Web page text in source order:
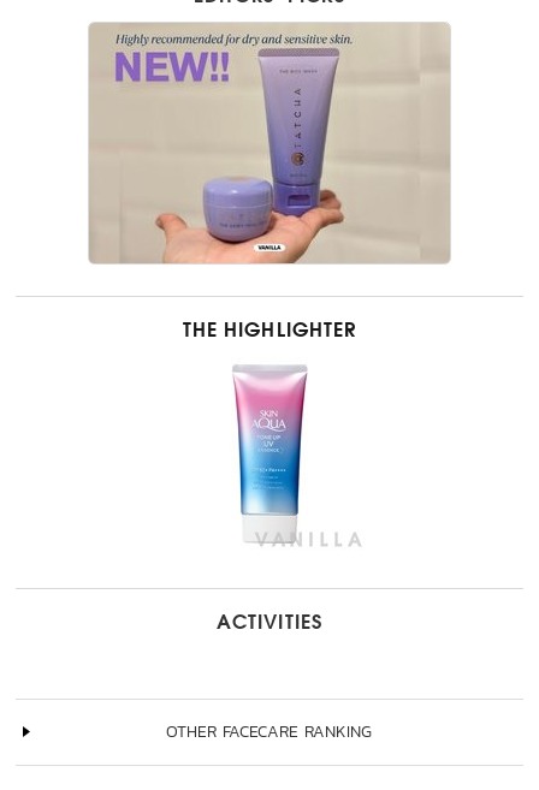
THE HIGHLIGHTER
ACTIVITIES
OTHER FACECARE RANKING